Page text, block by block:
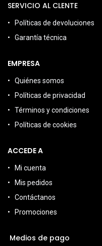
SERVICIO AL CLENTE
Políticas de devoluciones
Garantía técnica
EMPRESA
Quiénes somos
Políticas de privacidad
Términos y condiciones
Políticas de cookies
ACCEDE A
Mi cuenta
Mis pedidos
Contáctanos
Promociones
Medios de pago